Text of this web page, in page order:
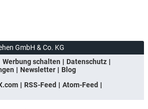
GmbH & Co. KG
Werbung schalten
Datenschutz
Newsletter
Blog
RSS-Feed
Atom-Feed